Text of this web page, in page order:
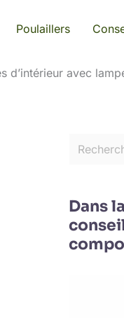
Poulaillers
d’intérieur avec
Dans